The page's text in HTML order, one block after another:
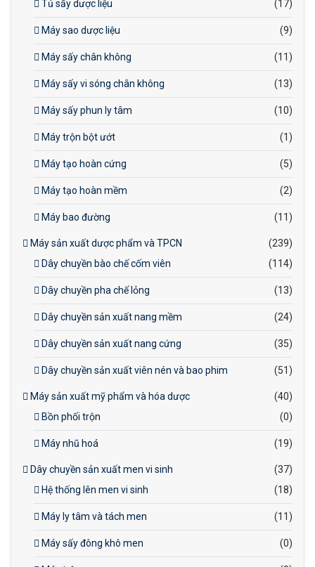
Tủ sấy dược liệu (17)
Máy sao dược liệu (9)
Máy sấy chân không (11)
Máy sấy vi sóng chân không (13)
Máy sấy phun ly tâm (10)
Máy trộn bột ướt (1)
Máy tạo hoàn cứng (5)
Máy tạo hoàn mềm (2)
Máy bao đường (11)
Máy sản xuất dược phẩm và TPCN
(239)
Dây chuyền bào chế cốm viên
(114)
Dây chuyền pha chế lỏng (13)
Dây chuyền sản xuất nang mềm (24)
Dây chuyền sản xuất nang cứng (35)
Dây chuyền sản xuất viên nén và bao phim (51)
Máy sản xuất mỹ phẩm và hóa dược
(40)
Bồn phối trộn
(0)
Máy nhũ hoá (19)
Dây chuyền sản xuất men vi sinh
(37)
Hệ thống lên men vi sinh
(18)
Máy ly tâm và tách men (11)
Máy sấy đông khô men (0)